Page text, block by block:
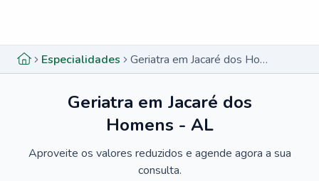
Especialidades Geriatra em Jacaré dos Homens - AL
Geriatra em Jacaré dos
Homens - AL
Aproveite os valores reduzidos e agende agora a sua
consulta.